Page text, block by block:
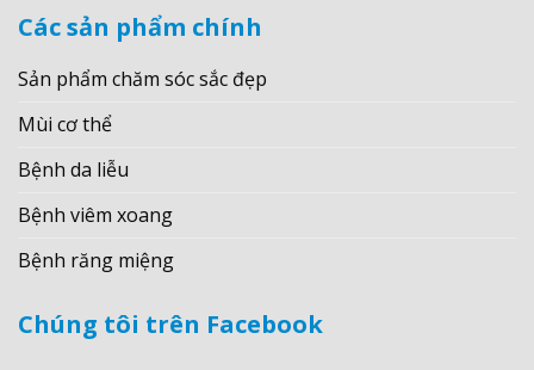
Các sản phẩm chính
Sản phẩm chăm sóc sắc đẹp
Mùi cơ thể
Bệnh da liễu
Bệnh viêm xoang
Bệnh răng miệng
Chúng tôi trên Facebook